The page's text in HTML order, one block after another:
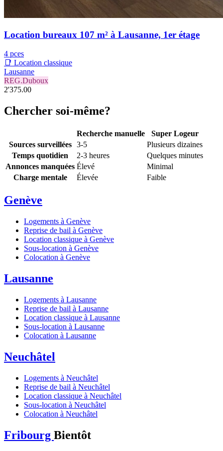
Location bureaux 107 m² à Lausanne, 1er étage
4 pces
📑 Location classique
Lausanne
REG.Duboux
2'375.00
Chercher soi-même?
Recherche manuelle
Super Logeur
Sources surveillées
3-5
Plusieurs dizaines
Temps quotidien
2-3 heures
Quelques minutes
Annonces manquées Élevé
Minimal
Charge mentale
Élevée Faible
Genève
Logements à Genève
Reprise de bail à Genève
Location classique à Genève
Sous-location à Genève
Colocation à Genève
Lausanne
Logements à Lausanne
Reprise de bail à Lausanne
Location classique à Lausanne
Sous-location à Lausanne
Colocation à Lausanne
Neuchâtel
Logements à Neuchâtel
Reprise de bail à Neuchâtel
Location classique à Neuchâtel
Sous-location à Neuchâtel
Colocation à Neuchâtel
Fribourg Bientôt